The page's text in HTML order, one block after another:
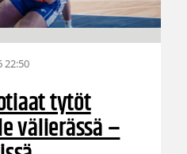
22:50
tytöt
välierässä –